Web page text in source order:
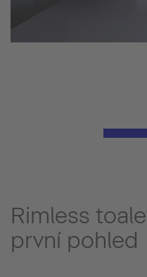
Rimless
první pohled